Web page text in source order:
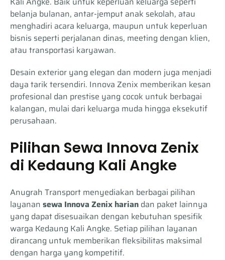
belanja bulanan, antar-jemput anak sekolah, atau
menghadiri acara keluarga, maupun untuk keperluan
bisnis seperti perjalanan dinas, meeting dengan klien,
atau transportasi karyawan.
Desain exterior yang elegan dan modern juga menjadi
daya tarik tersendiri. Innova Zenix memberikan kesan
profesional dan prestise yang cocok untuk berbagai
kalangan, mulai dari keluarga muda hingga eksekutif
perusahaan.
Pilihan Sewa Innova Zenix
di Kedaung Kali Angke
Anugrah Transport menyediakan berbagai pilihan
layanan sewa Innova Zenix harian dan paket lainnya
yang dapat disesuaikan dengan kebutuhan spesifik
warga Kedaung Kali Angke. Setiap pilihan layanan
dirancang untuk memberikan fleksibilitas maksimal
dengan harga yang kompetitif.